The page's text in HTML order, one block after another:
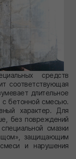
средств
соответствующая
длительное
с бетонной смесью.
характер. Для
без повреждений
смазки
защищающим
и нарушения